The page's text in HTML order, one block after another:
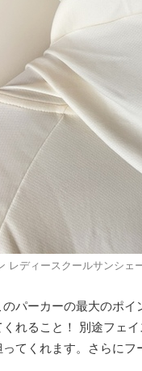
レディースクールサンシ
のパーカーの最大のポ
れること！ 別途フェ
てくれます。さらにフ